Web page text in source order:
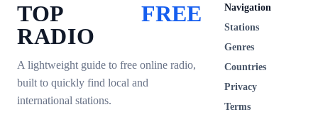
TOP
RADIO
FREE
A lightweight guide to free online radio,
built to quickly find local and
international stations.
Navigation
Stations
Genres
Countries
Privacy
Terms